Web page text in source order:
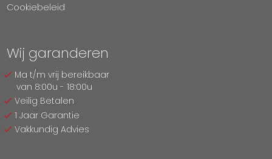
Cookiebeleid
Wij garanderen
Ma t/m vrij bereikbaar
van 8:00u - 18:00u
Veilig Betalen
1 Jaar Garantie
Vakkundig Advies